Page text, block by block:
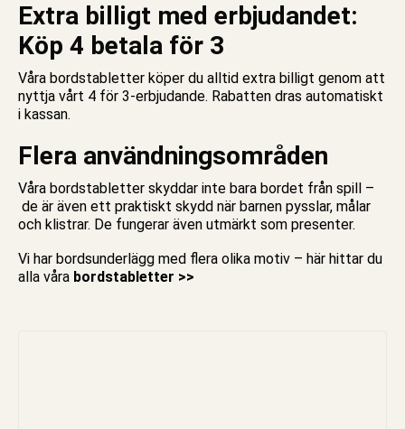
Extra billigt med erbjudandet:
Köp 4 betala för 3
Våra bordstabletter köper du alltid extra billigt genom att
nyttja vårt 4 för 3-erbjudande. Rabatten dras automatiskt
i kassan.
Flera användningsområden
Våra bordstabletter skyddar inte bara bordet från spill –
de är även ett praktiskt skydd när barnen pysslar, målar
och klistrar. De fungerar även utmärkt som presenter.
Vi har bordsunderlägg med flera olika motiv – här hittar du
alla våra bordstabletter >>